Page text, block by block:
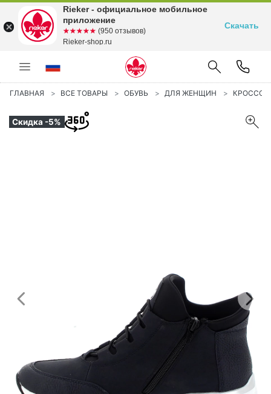
ГЛАВНАЯ ВСЕ ТОВАРЫ ОБУВЬ ДЛЯ ЖЕНЩИН
Скидка -5%
Предыдущий
Rieker - официальное мобильное
приложение
☆☆☆☆☆
★★★★★ (950 отзывов)
Rieker-shop.ru
Скачать